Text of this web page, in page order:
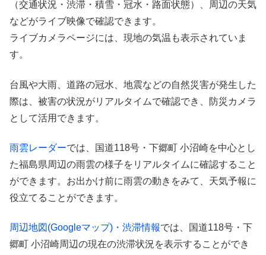
（交通状況・渋滞・積雪・冠水・路面状態）、周辺の天気
などがライブ映像で確認できます。
ライブカメラページには、現地の気温も表示されていま
す。
台風や大雨、道路の冠水、地震などの自然災害が発生した
際は、被害の状況がリアルタイムで確認でき、防災カメラ
として活用できます。
雨雲レーダーでは、国道118号・下郷町 小沼崎を中心とし
た福島県周辺の雨雲の様子をリアルタイムに確認すること
ができます。お出かけ前に雨雲の動きをみて、天気予報に
役立てることができます。
周辺地図(Googleマップ)・渋滞情報では、国道118号・下
郷町 小沼崎周辺の現在の渋滞状況を表示することができ